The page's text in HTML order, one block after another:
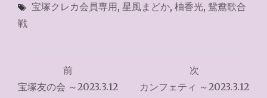
宝塚クレカ会員専用, 星風まどか, 柚香光, 鴛鴦歌合
戦
稿
前
宝塚友の会 ～2023.3.12
次
カンフェティ ～2023.3.12